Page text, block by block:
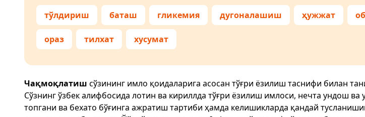
тўлдириш баташ гликемия дугоналашиш ҳужжат
ораз тилхат хусумат
Чақмоқлатиш сўзининг имло қоидаларига асосан тўғри ёзилиш таснифи билан
Сўзнинг ўзбек алифбосида лотин ва кириллда тўғри ёзилиш имлоси, нечта ундош ва
топгани ва бехато бўғинга ажратиш тартиби ҳамда келишикларда қандай